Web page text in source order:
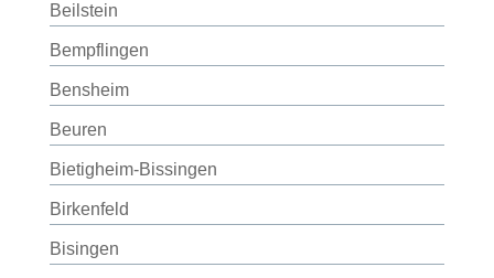
Beilstein
Bempflingen
Bensheim
Beuren
Bietigheim-Bissingen
Birkenfeld
Bisingen